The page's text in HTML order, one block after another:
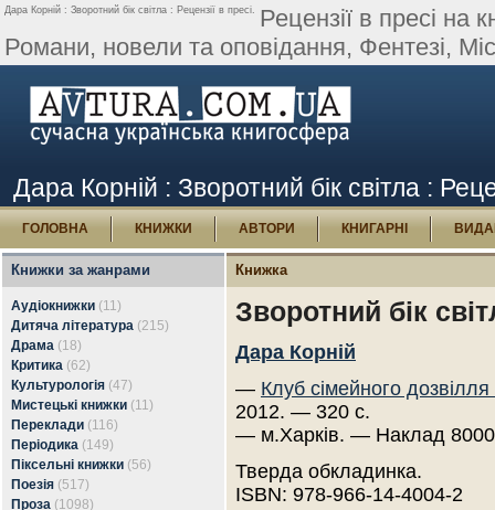
Дара Корній : Зворотний бік світла : Рецензії в пресі. Рецензії в пресі на
Романи, новели та оповідання, Фентезі,
Дара Корній : Зворотний бік світла :
ГОЛОВНА КНИЖКИ АВТОРИ КНИГАРНІ
Книжки за жанрами
Аудіокнижки (11)
Дитяча література (215)
Драма (18)
Критика (62)
Культурологія (47)
Мистецькі книжки (11)
Переклади (116)
Періодика (149)
Піксельні книжки (56)
Поезія (517)
Проза (1098)
Книжка
Зворотний бік
Дара Корній
— Клуб сімейного
2012. — 320 с.
— м.Харків. — Наклад
Тверда обкладинка.
ISBN: 978-966-14-4004-2